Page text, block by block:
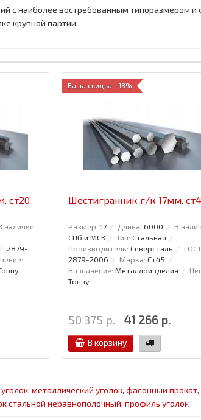
с наиболее востребованным типоразмером и
крупной партии.
ст20
наличие:
2879-
Ваша скидка: -18%
Шестигранник г/к 17мм.
Размер: 17 Длина: 6000
В
СПб и МСК
Тип: Стальная
Производитель: Северсталь
2879-2006
Марка: Ст45
Назначение: Металлоизделия
Тонну
50 375 р. 41 266 р.
В корзину
, металлический уголок, фасонный прокат,
стальной неравнополочный, профиль уголок